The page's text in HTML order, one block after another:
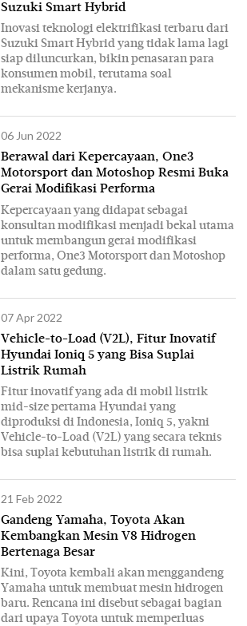
Suzuki Smart Hybrid
Inovasi teknologi elektrifikasi terbaru dari
Suzuki Smart Hybrid yang tidak lama lagi
siap diluncurkan, bikin penasaran para
konsumen mobil, terutama soal
mekanisme kerjanya.
06 Jun 2022
Berawal dari Kepercayaan, One3
Motorsport dan Motoshop Resmi Buka
Gerai Modifikasi Performa
Kepercayaan yang didapat sebagai
konsultan modifikasi menjadi bekal utama
untuk membangun gerai modifikasi
performa, One3 Motorsport dan Motoshop
dalam satu gedung.
07 Apr 2022
Vehicle-to-Load (V2L), Fitur Inovatif
Hyundai Ioniq 5 yang Bisa Suplai
Listrik Rumah
Fitur inovatif yang ada di mobil listrik
mid-size pertama Hyundai yang
diproduksi di Indonesia, Ioniq 5, yakni
Vehicle-to-Load (V2L) yang secara teknis
bisa suplai kebutuhan listrik di rumah.
21 Feb 2022
Gandeng Yamaha, Toyota Akan
Kembangkan Mesin V8 Hidrogen
Bertenaga Besar
Kini, Toyota kembali akan menggandeng
Yamaha untuk membuat mesin hidrogen
baru. Rencana ini disebut sebagai bagian
dari upaya Toyota untuk memperluas